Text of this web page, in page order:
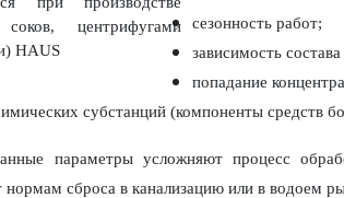
сезонность работ;
зависимость
попадание
субстанций (компоненты средств
параметры усложняют процесс
нормам сброса в канализацию или в водоем